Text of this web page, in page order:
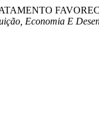
Economia E